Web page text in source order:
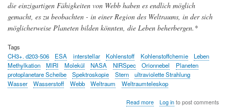
die einzigartigen Fähigkeiten von Webb haben es endlich möglich
gemacht, es zu beobachten - in einer Region des Weltraums, in der sich
möglicherweise Planeten bilden könnten, die Leben beherbergen.*
Tags
CH3+. d203-506
ESA interstellar Kohlenstoff Kohlenstoffchemie
Leben
Methylkation
MIRI Molekül NASA NIRSpec Orionnebel
Planeten
protoplanetare Scheibe
Spektroskopie Stern
ultraviolette Strahlung
Wasser
Wasserstoff Webb Weltraum Weltraumteleskop
Read moreabout
Log into post comments